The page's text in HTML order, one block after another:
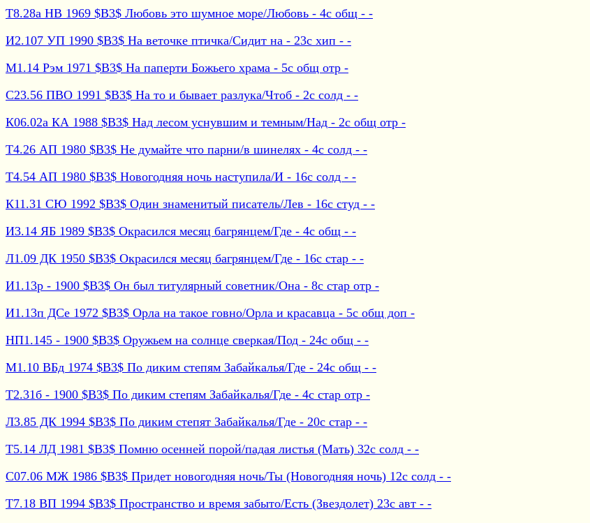
Т8.28а НВ 1969 $B3$ Любовь это шумное море/Любовь - 4с общ - -
И2.107 УП 1990 $B3$ На веточке птичка/Сидит на - 23с хип - -
М1.14 Рэм 1971 $B3$ На паперти Божьего храма - 5с общ отр -
С23.56 ПВО 1991 $B3$ На то и бывает разлука/Чтоб - 2с солд - -
К06.02а КА 1988 $B3$ Над лесом уснувшим и темным/Над - 2с общ отр -
Т4.26 АП 1980 $B3$ Не думайте что парни/в шинелях - 4с солд - -
Т4.54 АП 1980 $B3$ Новогодняя ночь наступила/И - 16с солд - -
К11.31 СЮ 1992 $B3$ Один знаменитый писатель/Лев - 16с студ - -
И3.14 ЯБ 1989 $B3$ Окрасился месяц багрянцем/Где - 4с общ - -
Л1.09 ДК 1950 $B3$ Окрасился месяц багрянцем/Где - 16с стар - -
И1.13р - 1900 $B3$ Он был титулярный советник/Она - 8с стар отр -
И1.13п ДСе 1972 $B3$ Орла на такое говно/Орла и красавца - 5с общ доп -
НП1.145 - 1900 $B3$ Оружьем на солнце сверкая/Под - 24с общ - -
М1.10 ВБд 1974 $B3$ По диким степям Забайкалья/Где - 24с общ - -
Т2.31б - 1900 $B3$ По диким степям Забайкалья/Где - 4с стар отр -
Л3.85 ДК 1994 $B3$ По диким степят Забайкалья/Где - 20с стар - -
Т5.14 ЛД 1981 $B3$ Помню осенней порой/падая листья (Мать) 32с солд - -
С07.06 МЖ 1986 $B3$ Придет новогодняя ночь/Ты (Новогодняя ночь) 12с солд - -
Т7.18 ВП 1994 $B3$ Пространство и время забыто/Есть (Звездолет) 23с авт - -